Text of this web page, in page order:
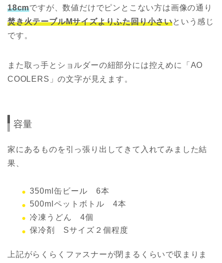
18cmですが、数値だけでピンとこない方は画像の通り
焚き火テーブルMサイズよりふた回り小さいという感じ
です。
また取っ手とショルダーの紐部分には控えめに「AO
COOLERS」の文字が見えます。
容量
家にあるものを引っ張り出してきて入れてみました結
果、
350ml缶ビール 6本
500mlペットボトル 4本
冷凍うどん 4個
保冷剤 Sサイズ２個程度
上記がらくらくファスナーが閉まるくらいで収まりま